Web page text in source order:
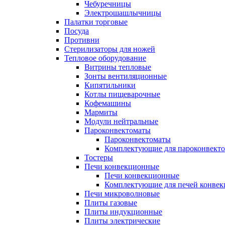
Чебуречницы
Электрошашлычницы
Палатки торговые
Посуда
Противни
Стерилизаторы для ножей
Тепловое оборудование
Витрины тепловые
Зонты вентиляционные
Кипятильники
Котлы пищеварочные
Кофемашины
Мармиты
Модули нейтральные
Пароконвектоматы
Пароконвектоматы
Комплектующие для
Тостеры
Печи конвекционные
Печи конвекционные
Комплектующие для печей
Печи микроволновые
Плиты газовые
Плиты индукционные
Плиты электрические